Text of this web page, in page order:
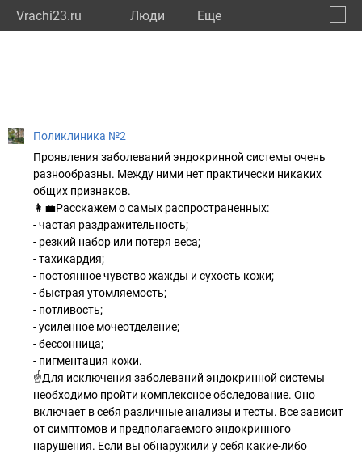
Vrachi23.ru Люди Eще
Поликлиника №2
Проявления заболеваний эндокринной системы очень
разнообразны. Между ними нет практически никаких
общих признаков.
👩‍💼Расскажем о самых распространенных:
- частая раздражительность;
- резкий набор или потеря веса;
- тахикардия;
- постоянное чувство жажды и сухость кожи;
- быстрая утомляемость;
- потливость;
- усиленное мочеотделение;
- бессонница;
- пигментация кожи.
☝️Для исключения заболеваний эндокринной системы
необходимо пройти комплексное обследование. Оно
включает в себя различные анализы и тесты. Все зависит
от симптомов и предполагаемого эндокринного
нарушения. Если вы обнаружили у себя какие-либо